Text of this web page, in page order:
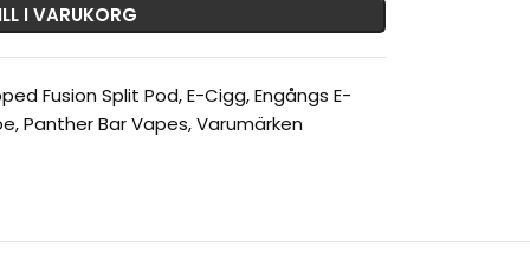
I VARUKORG
Fusion Split Pod,E-Cigg,Engångs E-
,Panther Bar Vapes,Varumärken